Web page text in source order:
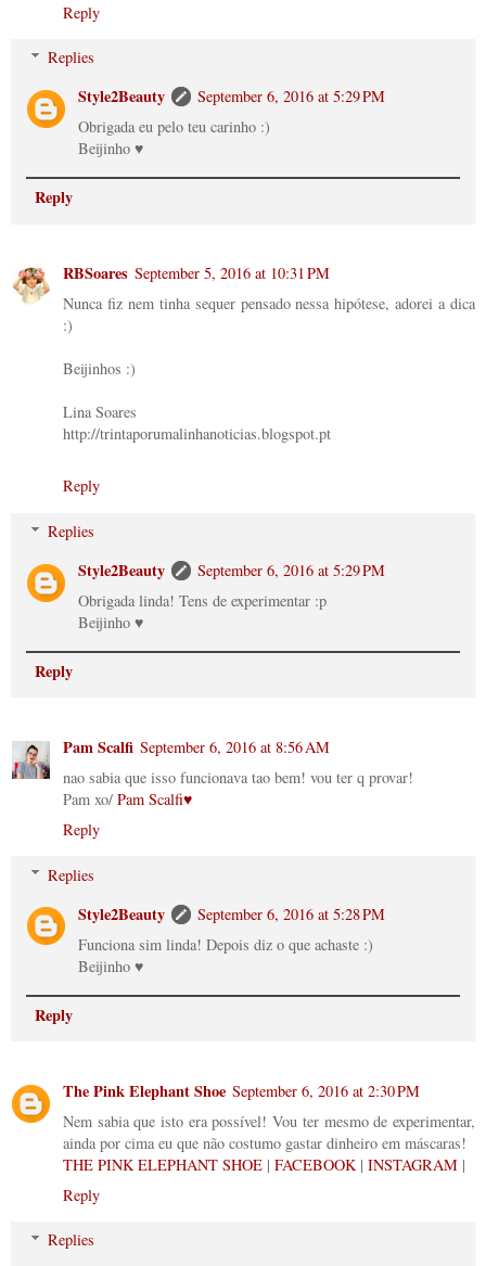
Reply
Replies
Style2Beauty
September 6, 2016 at 5:29 PM
Obrigada eu pelo teu carinho :)
Beijinho ♥
Reply
RBSoares September 5, 2016 at 10:31 PM
Nunca fiz nem tinha sequer pensado nessa hipótese, adorei a dica
:)
Beijinhos :)
Lina Soares
http://trintaporumalinhanoticias.blogspot.pt
Reply
Replies
Style2Beauty
September 6, 2016 at 5:29 PM
Obrigada linda! Tens de experimentar :p
Beijinho ♥
Reply
Pam Scalfi September 6, 2016 at 8:56 AM
nao sabia que isso funcionava tao bem! vou ter q provar!
Pam xo/ Pam Scalfi♥
Reply
Replies
Style2Beauty
September 6, 2016 at 5:28 PM
Funciona sim linda! Depois diz o que achaste :)
Beijinho ♥
Reply
The Pink Elephant Shoe September 6, 2016 at 2:30 PM
Nem sabia que isto era possível! Vou ter mesmo de experimentar,
ainda por cima eu que não costumo gastar dinheiro em máscaras!
THE PINK ELEPHANT SHOE | FACEBOOK | INSTAGRAM |
Reply
Replies